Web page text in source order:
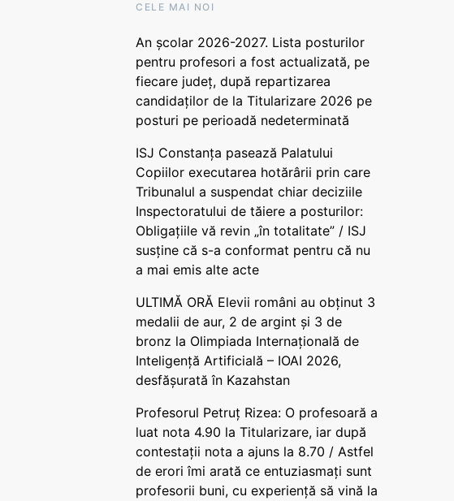
CELE MAI NOI
An școlar 2026-2027. Lista posturilor
pentru profesori a fost actualizată, pe
fiecare județ, după repartizarea
candidaților de la Titularizare 2026 pe
posturi pe perioadă nedeterminată
ISJ Constanța pasează Palatului
Copiilor executarea hotărârii prin care
Tribunalul a suspendat chiar deciziile
Inspectoratului de tăiere a posturilor:
Obligațiile vă revin „în totalitate” / ISJ
susține că s-a conformat pentru că nu
a mai emis alte acte
ULTIMĂ ORĂ Elevii români au obținut 3
medalii de aur, 2 de argint și 3 de
bronz la Olimpiada Internațională de
Inteligență Artificială – IOAI 2026,
desfășurată în Kazahstan
Profesorul Petruț Rizea: O profesoară a
luat nota 4.90 la Titularizare, iar după
contestații nota a ajuns la 8.70 / Astfel
de erori îmi arată ce entuziasmați sunt
profesorii buni, cu experiență să vină la